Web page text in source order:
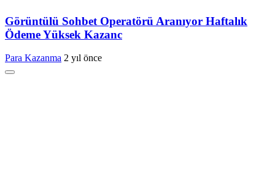
Görüntülü Sohbet Operatörü Aranıyor Haftalık
Ödeme Yüksek Kazanc
Para Kazanma 2 yıl önce